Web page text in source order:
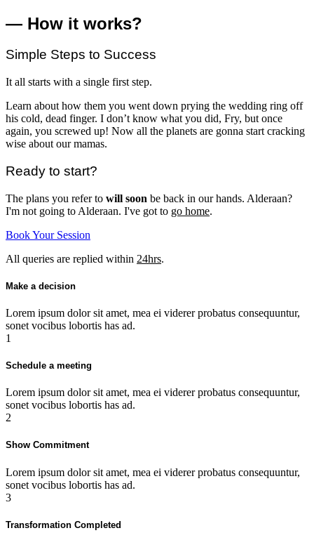
— How it works?
Simple Steps to Success
It all starts with a single first step.
Learn about how them you went down prying the wedding ring off
his cold, dead finger. I don’t know what you did, Fry, but once
again, you screwed up! Now all the planets are gonna start cracking
wise about our mamas.
Ready to start?
The plans you refer to will soon be back in our hands. Alderaan?
I'm not going to Alderaan. I've got to go home.
Book Your Session
All queries are replied within 24hrs.
Make a decision
Lorem ipsum dolor sit amet, mea ei viderer probatus consequuntur,
sonet vocibus lobortis has ad.
1
Schedule a meeting
Lorem ipsum dolor sit amet, mea ei viderer probatus consequuntur,
sonet vocibus lobortis has ad.
2
Show Commitment
Lorem ipsum dolor sit amet, mea ei viderer probatus consequuntur,
sonet vocibus lobortis has ad.
3
Transformation Completed